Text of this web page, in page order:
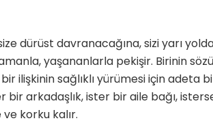
dürüst davranacağına, sizi yarı
yaşananlarla pekişir. Birinin
ilişkinin sağlıklı yürümesi için adeta
arkadaşlık, ister bir aile bağı,
korku kalır.